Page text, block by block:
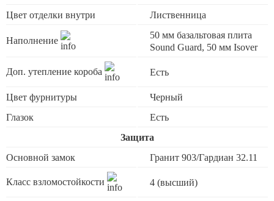
Цвет отделки внутри Лиственница
Наполнение
50 мм базальтовая плита
Sound Guard, 50 мм Isover
Доп. утепление короба Есть
Цвет фурнитуры
Черный
Глазок
Есть
Защита
Основной замок
Гранит 903/Гардиан 32.11
Класс взломостойкости 4 (высший)